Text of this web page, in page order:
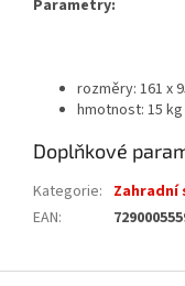
Parametry:
rozměry: 161 x
hmotnost: 15 kg
Doplňkové
Kategorie: Zahradní
EAN: